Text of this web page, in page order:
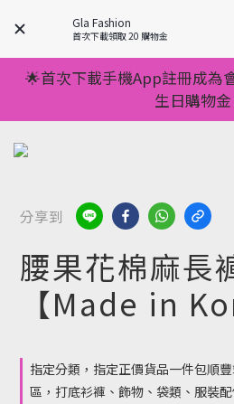
Gla Fashion
首次下載領取 20 購物金
💥正價服裝滿減優惠💥 ✅一件
$20 ✅第三件減$40    如
💥正價服裝滿減優惠💥 ✅一
$20 ✅第三件減$40
🌟首次下載手機App註冊成為
生日購物
🌟手機App消費儲積分當購物
累積滿100分可
💥正價服裝滿減優惠💥 ✅一件
$20 ✅第三件減$40    如
分享到
腰果花棉麻長
【Made in
指定分類，指定正價貨品一件包順
區，打底衫褲、飾物、袋類、服裝